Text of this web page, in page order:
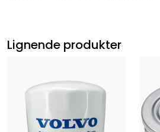
Lignende produkter